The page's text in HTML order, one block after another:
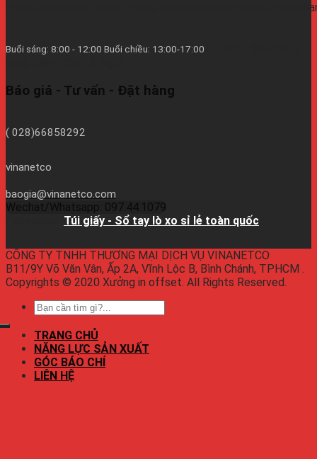
https://vinanetco.com/https://xuongingiare.vn/https://
Buổi sáng: 8:00 - 12:00 Buổi chiều: 13:00-17:00
Báo giá - Tư vấn - Đặt hàng
( 028)66858292
vinanetco
baogia@vinanetco.com
Wechat/Whatsapp: 097.44.1079
Túi giấy - Sổ tay lò xo sỉ lẻ toàn quốc
CÔNG TY TNHH THƯƠNG MẠI DỊCH VỤ VINANETCO
B11/9Y Võ Văn Vân, Ấp 2A, Vĩnh Lộc B, Bình Chánh, TPHCM .
Copyrights © 2020 Xưởng in offset. All Rights Reserved.
TRANG CHỦ
NĂNG LỰC SẢN XUẤT
GÓC BÁO CHÍ
LIÊN HỆ